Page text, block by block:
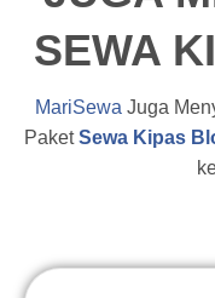
SEWA
MariSewa Juga
PaketSewa Kipas